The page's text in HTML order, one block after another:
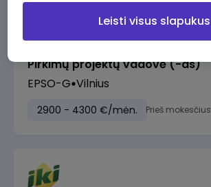
Pirkimų projektų vadovė (-as)
EPSO-G Vilnius
2900 - 4300 €/mėn. Prieš mokesčius
Leisti visus slapukus